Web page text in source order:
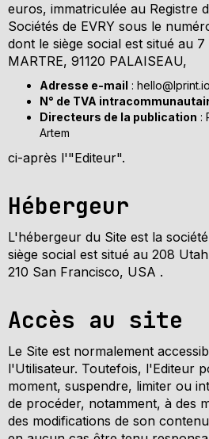
euros, immatriculée au Registre
Sociétés de EVRY sous le
dont le siège social est situé au 7
MARTRE, 91120 PALAISEAU,
Adresse e-mail :
N° de TVA
Directeurs de la publication :
Artem
ci-après l'"Editeur".
Hébergeur
L'hébergeur du Site est la
siège social est situé au 208
210 San Francisco, USA .
Accès au site
Le Site est normalement
l'Utilisateur. Toutefois, l'Editeur
moment, suspendre, limiter ou
de procéder, notamment, à des
des modifications de son